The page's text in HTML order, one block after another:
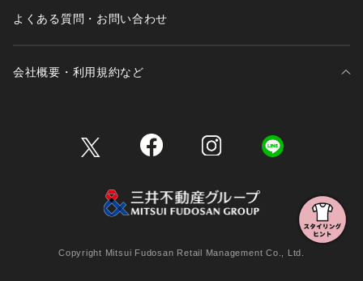
よくある質問・お問い合わせ
会社概要・利用規約など
Copyright Mitsui Fudosan Retail Management Co., Ltd.